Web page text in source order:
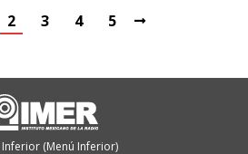
2 3 4 5
Inferior (Menú Inferior)